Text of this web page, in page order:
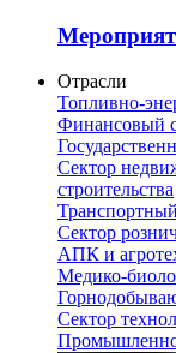
Отрасли
Топливно-
Финансовый
Сектор
строительства
Сектор
АПК и
Медико-
Сектор